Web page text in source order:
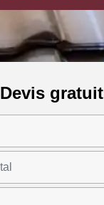
Devis gratuit